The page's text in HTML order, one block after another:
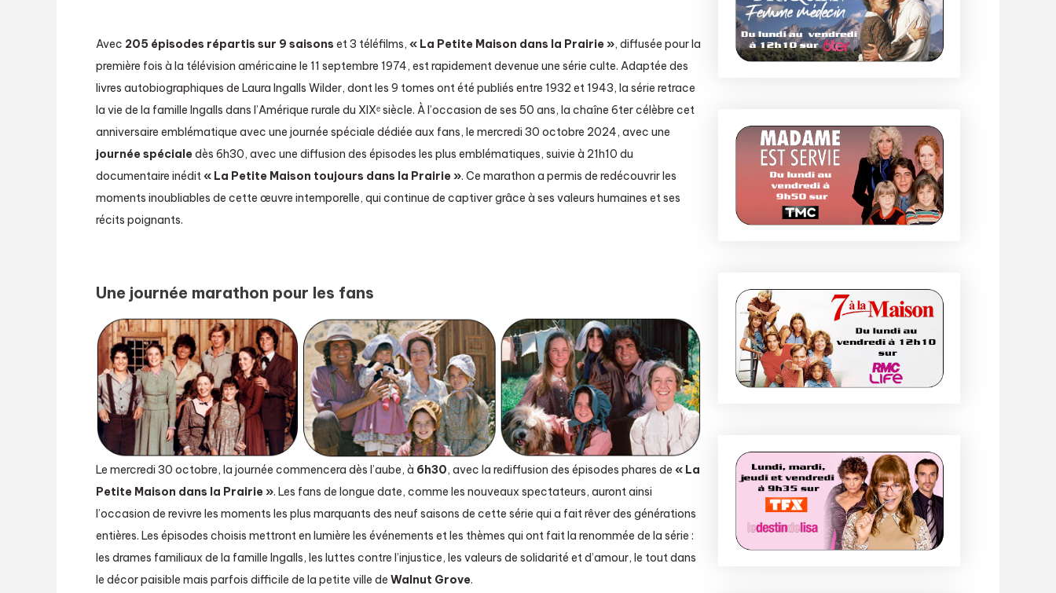
Avec 205 épisodes répartis sur 9 saisons et 3 téléfilms, « La Petite Maison dans la Prairie », diffusée pour la
première fois à la télévision américaine le 11 septembre 1974, est rapidement devenue une série culte. Adaptée des
livres autobiographiques de Laura Ingalls Wilder, dont les 9 tomes ont été publiés entre 1932 et 1943, la série retrace
la vie de la famille Ingalls dans l’Amérique rurale du XIXᵉ siècle. À l’occasion de ses 50 ans, la chaîne 6ter célèbre cet
anniversaire emblématique avec une journée spéciale dédiée aux fans, le mercredi 30 octobre 2024, avec une
journée spécialedès 6h30, avec une diffusion des épisodes les plus emblématiques, suivie à 21h10 du
documentaire inédit« La Petite Maison toujours dans la Prairie ». Ce marathon a permis de redécouvrir les
moments inoubliables de cette œuvre intemporelle, qui continue de captiver grâce à ses valeurs humaines et ses
récits poignants.
Une journée marathon pour les fans
Le mercredi 30 octobre, la journée commencera dès l’aube, à 6h30, avec la rediffusion des épisodes phares de « La
Petite Maison dans la Prairie ». Les fans de longue date, comme les nouveaux spectateurs, auront ainsi
l’occasion de revivre les moments les plus marquants des neuf saisons de cette série qui a fait rêver des générations
entières. Les épisodes choisis mettront en lumière les événements et les thèmes qui ont fait la renommée de la série :
les drames familiaux de la famille Ingalls, les luttes contre l’injustice, les valeurs de solidarité et d’amour, le tout dans
le décor paisible mais parfois difficile de la petite ville de Walnut Grove.